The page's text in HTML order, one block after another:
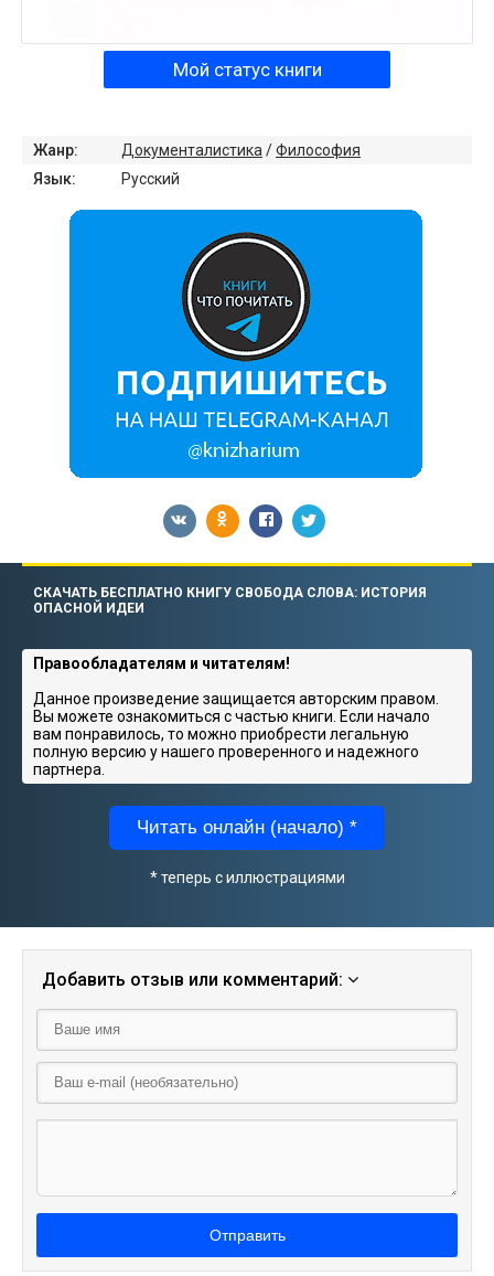
Мой статус книги
Жанр: Документалистика /Философия
Язык:
Русский
СКАЧАТЬ БЕСПЛАТНО КНИГУ СВОБОДА СЛОВА: ИСТОРИЯ
ОПАСНОЙ ИДЕИ
Правообладателям и читателям!
Данное произведение защищается авторским правом.
Вы можете ознакомиться с частью книги. Если начало
вам понравилось, то можно приобрести легальную
полную версию у нашего проверенного и надежного
партнера.
Читать онлайн (начало) *
* теперь с иллюстрациями
Добавить отзыв или комментарий:
Отправить